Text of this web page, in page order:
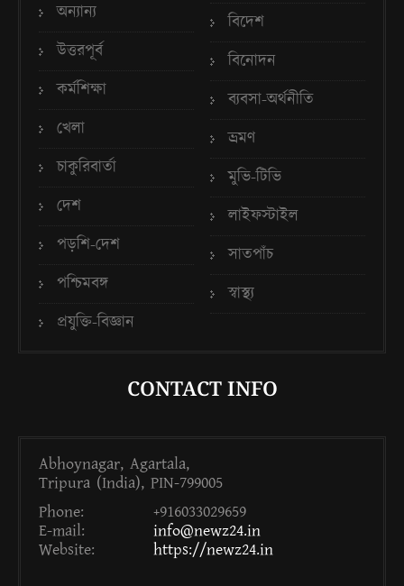
অন্যান্য
উত্তরপূর্ব
কর্মশিক্ষা
খেলা
চাকুরিবার্তা
দেশ
পড়শি-দেশ
পশ্চিমবঙ্গ
প্রযুক্তি-বিজ্ঞান
বিদেশ
বিনোদন
ব্যবসা-অর্থনীতি
ভ্রমণ
মুভি-টিভি
লাইফস্টাইল
সাতপাঁচ
স্বাস্থ্য
CONTACT INFO
Abhoynagar, Agartala,
Tripura (India), PIN-799005
Phone:
+916033029659
E-mail:
info@newz24.in
Website:
https://newz24.in